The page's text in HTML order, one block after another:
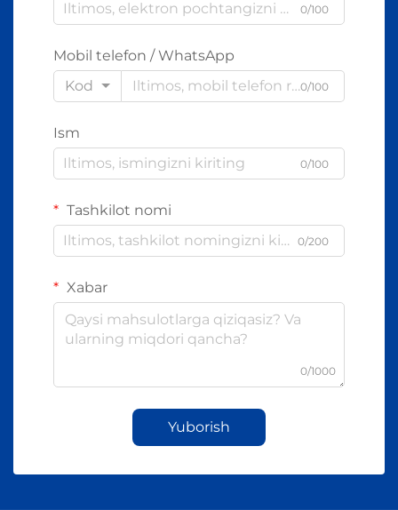
0/100
Mobil telefon / WhatsApp
Kod
0/100
Ism
0/100
Tashkilot nomi
0/200
Xabar
0/1000
Yuborish